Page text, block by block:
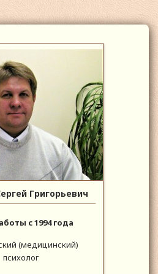
Григорьевич
с 1994 года
(медицинский)
психолог